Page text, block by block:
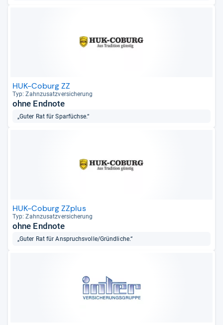
HUK-Coburg ZZ
Typ: Zahn­zu­satz­ver­si­che­rung
ohne Endnote
„Guter Rat für Sparfüchse.“
HUK-Coburg ZZplus
Typ: Zahn­zu­satz­ver­si­che­rung
ohne Endnote
„Guter Rat für Anspruchsvolle/Gründliche.“